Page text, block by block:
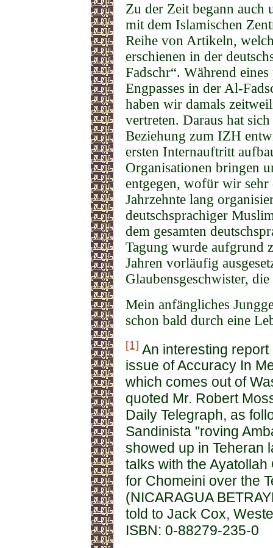
Zu der Zeit begann auch
mit dem Islamischen
Reihe von Artikeln,
erschienen in der
Fadschr“. Während
Engpasses in der Al-
haben wir damals
vertreten. Daraus hat
Beziehung zum IZH
ersten Internauftritt
Organisationen bringen
entgegen, wofür wir
Jahrzehnte lang
deutschsprachiger
dem gesamten
Tagung wurde aufgrund
Jahren vorläufig
Glaubensgeschwister,
Mein anfängliches
schon bald durch eine
[1] An interesting
issue of Accuracy In
which comes out of
quoted Mr. Robert
Daily Telegraph, as
Sandinista "roving
showed up in Teheran
talks with the
for Chomeini over the
(NICARAGUA
told to Jack Cox,
ISBN: 0-88279-235-0